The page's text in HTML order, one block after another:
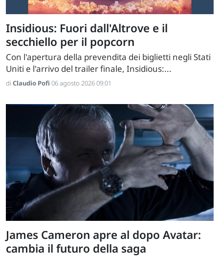
Insidious: Fuori dall'Altrove e il
secchiello per il popcorn
Con l'apertura della prevendita dei biglietti negli Stati
Uniti e l'arrivo del trailer finale, Insidious:...
di Claudio Pofi 06 agosto 2026 09:01
James Cameron apre al dopo Avatar:
cambia il futuro della saga